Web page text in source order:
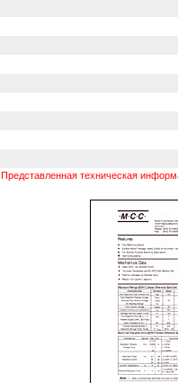
Представленная техническая